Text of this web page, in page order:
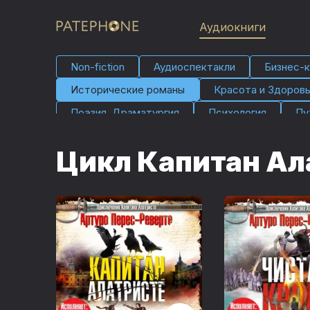
Аудиокниги
Non-fiction Аудио­спектакли
Бизнес-
Исторические романы
Красота и
Поэзия, Драматургия
Психология
Цикл Капитан